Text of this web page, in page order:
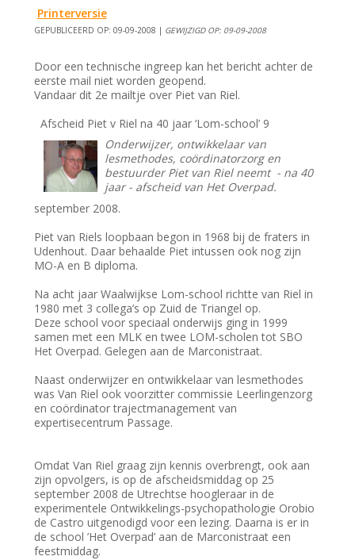
Printerversie
GEPUBLICEERD OP: 09-09-2008 | GEWIJZIGD OP: 09-09-2008
Door een technische ingreep kan het bericht achter de
eerste mail niet worden geopend.
Vandaar dit 2e mailtje over Piet van Riel.
Onderwijzer, ontwikkelaar van
lesmethodes, coördinatorzorg en
bestuurder Piet van Riel neemt - na 40
jaar - afscheid van Het Overpad.
Afscheid Piet v Riel na 40 jaar ‘Lom-school’ 9
september 2008.
Piet van Riels loopbaan begon in 1968 bij de fraters in
Udenhout. Daar behaalde Piet intussen ook nog zijn
MO-A en B diploma.
Na acht jaar Waalwijkse Lom-school richtte van Riel in
1980 met 3 collega’s op Zuid de Triangel op.
Deze school voor speciaal onderwijs ging in 1999
samen met een MLK en twee LOM-scholen tot SBO
Het Overpad. Gelegen aan de Marconistraat.
Naast onderwijzer en ontwikkelaar van lesmethodes
was Van Riel ook voorzitter commissie Leerlingenzorg
en coördinator trajectmanagement van
expertisecentrum Passage.
Omdat Van Riel graag zijn kennis overbrengt, ook aan
zijn opvolgers, is op de afscheidsmiddag op 25
september 2008 de Utrechtse hoogleraar in de
experimentele Ontwikkelings-psychopathologie Orobio
de Castro uitgenodigd voor een lezing. Daarna is er in
de school ’Het Overpad’ aan de Marconistraat een
feestmiddag.